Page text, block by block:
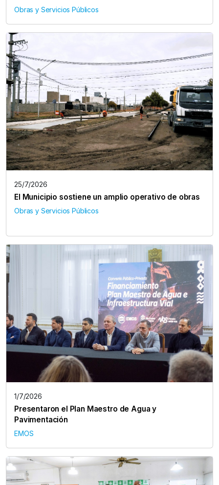
Obras y Servicios Públicos
25/7/2026
El Municipio sostiene un amplio operativo de obras
Obras y Servicios Públicos
1/7/2026
Presentaron el Plan Maestro de Agua y
Pavimentación
EMOS